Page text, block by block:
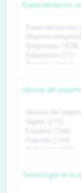
Especialización
Idioma del
Tecnología en la